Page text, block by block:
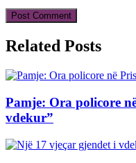
Related Posts
Pamje: Ora policore
vdekur”